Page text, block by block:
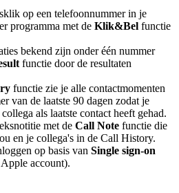
op een telefoonnummer in je
programma met de Klik&Bel functie
bekend zijn onder één nummer
functie door de resultaten
functie zie je alle contactmomenten
van de laatste 90 dagen zodat je
als laatste contact heeft gehad.
met de Call Note functie die
en je collega's in de Call History.
op basis van Single sign-on
account).